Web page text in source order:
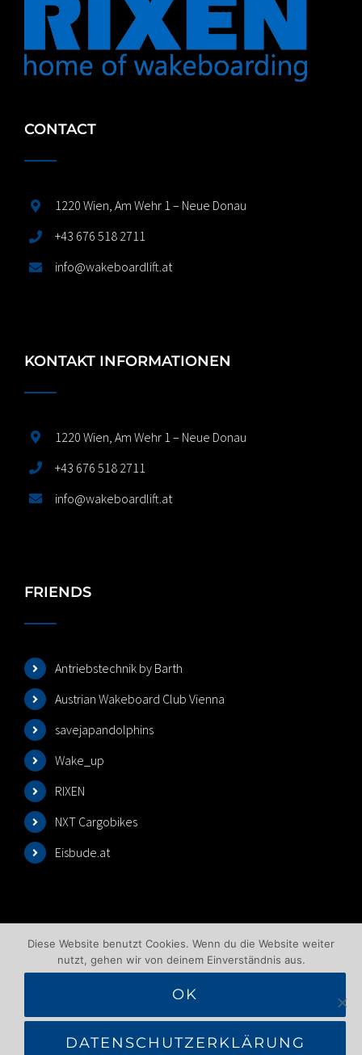
CONTACT
1220 Wien, Am Wehr 1 – Neue Donau
+43 676 518 2711
info@wakeboardlift.at
KONTAKT INFORMATIONEN
1220 Wien, Am Wehr 1 – Neue Donau
+43 676 518 2711
info@wakeboardlift.at
FRIENDS
Antriebstechnik by Barth
Austrian Wakeboard Club Vienna
savejapandolphins
Wake_up
RIXEN
NXT Cargobikes
Eisbude.at
©2025 Wakeboardlift Wien | All Rights Reserved |
Diese Website benutzt Cookies. Wenn du die Website weiter
nutzt, gehen wir von deinem Einverständnis aus.
OK
DATENSCHUTZERKLÄRUNG